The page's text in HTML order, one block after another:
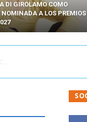
DI GIROLAMO COMO
NOMINADA A LOS PREMIOS